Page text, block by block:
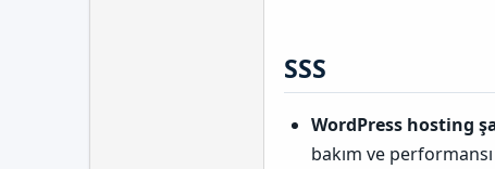
SSS​
WordPress hosting
bakım ve performansı